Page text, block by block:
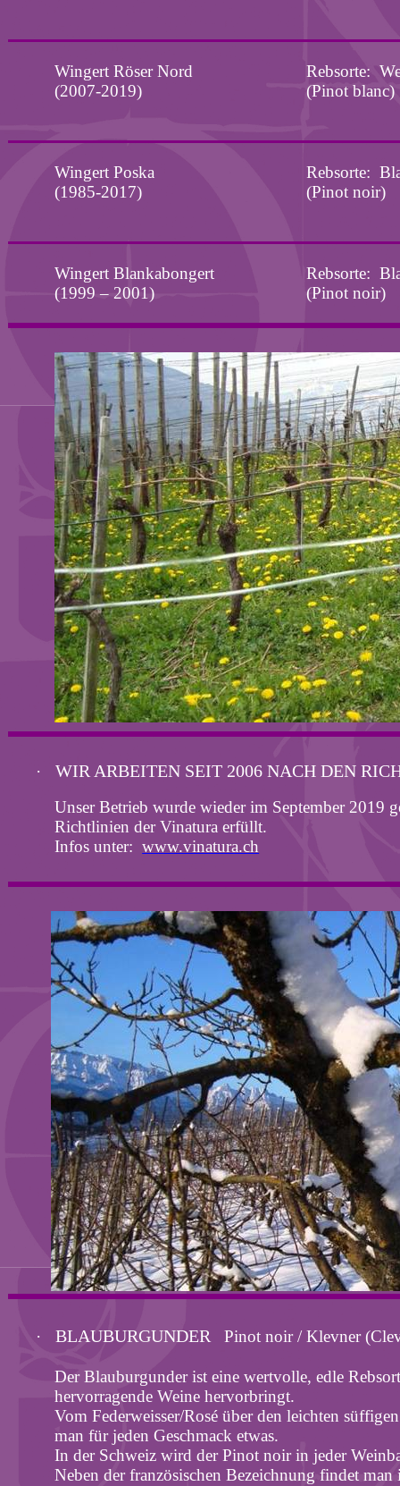
Wingert Röser Nord
(2007-2019)
Rebsorte:
(Pinot blanc)
WingertPoska
(1985-2017)
Rebsorte:
(Pinot noir)
WingertBlankabongert
(1999 – 2001)
Rebsorte:
(Pinot noir)
· WIR ARBEITEN SEIT 2006 NACH DEN
Unser Betrieb wurde wieder im September 2019
Richtlinien derVinatura erfüllt.
Infos unter: www.vinatura.ch
· BLAUBURGUNDER Pinot noir/ Klevner(
Der Blauburgunder ist eine wertvolle, edle
hervorragende Weine hervorbringt.
Vom Federweisser/Rosé über den leichten
man für jeden Geschmack etwas.
In der Schweiz wird der Pinot noir in jeder
Neben der französischen Bezeichnung findet